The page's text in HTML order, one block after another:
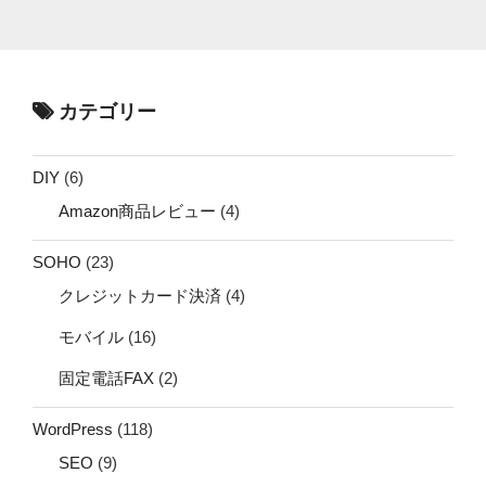
カテゴリー
DIY (6)
Amazon商品レビュー (4)
SOHO (23)
クレジットカード決済 (4)
モバイル (16)
固定電話FAX (2)
WordPress (118)
SEO (9)